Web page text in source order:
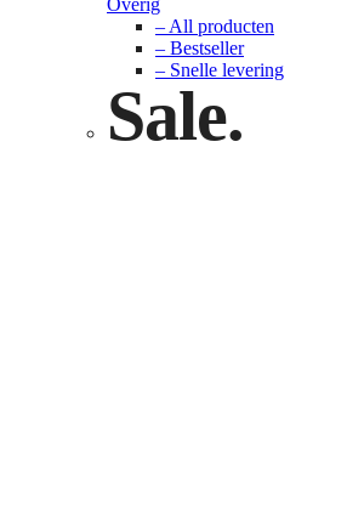
Overig
– All producten
– Bestseller
– Snelle levering
Sale.